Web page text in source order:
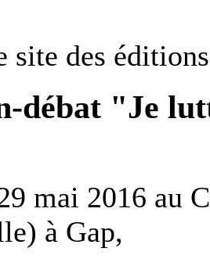
site des
débat "Je
mai 2016 au
à Gap,